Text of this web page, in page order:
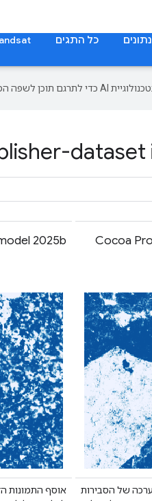
כל התגים
dataset
Cocoa
של הסבירות
2025b
אוסף התמונות